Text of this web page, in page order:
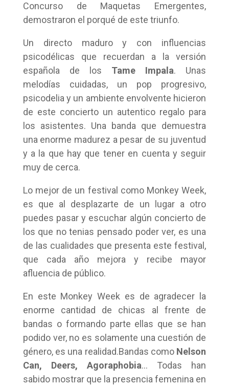
Concurso de Maquetas Emergentes,
demostraron el porqué de este triunfo.
Un directo maduro y con influencias
psicodélicas que recuerdan a la versión
española de los Tame Impala. Unas
melodías cuidadas, un pop progresivo,
psicodelia y un ambiente envolvente hicieron
de este concierto un autentico regalo para
los asistentes. Una banda que demuestra
una enorme madurez a pesar de su juventud
y a la que hay que tener en cuenta y seguir
muy de cerca.
Lo mejor de un festival como Monkey Week,
es que al desplazarte de un lugar a otro
puedes pasar y escuchar algún concierto de
los que no tenias pensado poder ver, es una
de las cualidades que presenta este festival,
que cada año mejora y recibe mayor
afluencia de público.
En este Monkey Week es de agradecer la
enorme cantidad de chicas al frente de
bandas o formando parte ellas que se han
podido ver, no es solamente una cuestión de
género, es una realidad.Bandas como Nelson
Can, Deers, Agoraphobia… Todas han
sabido mostrar que la presencia femenina en